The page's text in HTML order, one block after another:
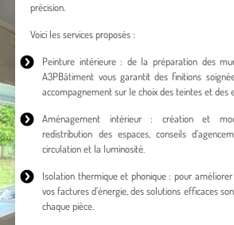
précision.
Voici les services proposés :
Peinture intérieure : de la préparation des
A3PBâtiment vous garantit des finitions
accompagnement sur le choix des teintes et des
Aménagement intérieur : création et
redistribution des espaces, conseils
circulation et la luminosité.
Isolation thermique et phonique : pour
vos factures d’énergie, des solutions efficaces
chaque pièce.